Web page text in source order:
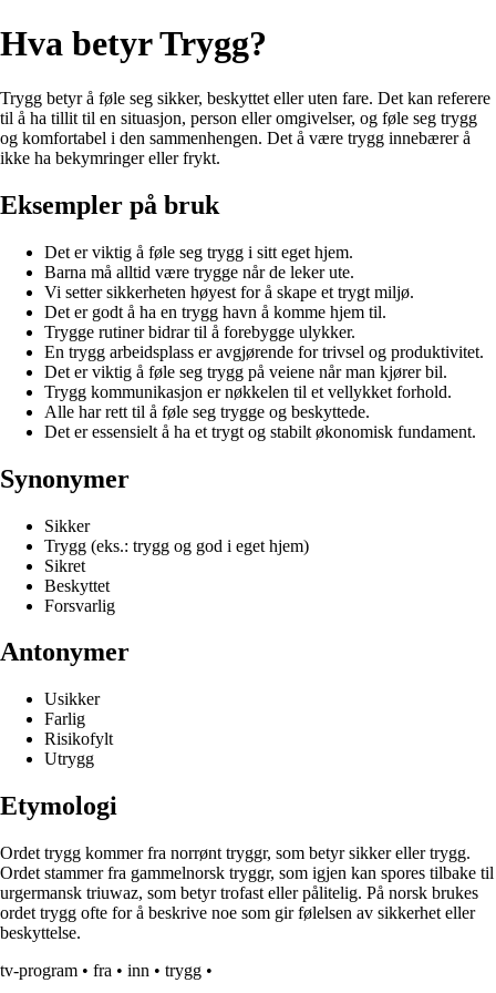
Hva betyr Trygg?
Trygg betyr å føle seg sikker, beskyttet eller uten fare. Det kan referere
til å ha tillit til en situasjon, person eller omgivelser, og føle seg trygg
og komfortabel i den sammenhengen. Det å være trygg innebærer å
ikke ha bekymringer eller frykt.
Eksempler på bruk
Det er viktig å føle seg trygg i sitt eget hjem.
Barna må alltid være trygge når de leker ute.
Vi setter sikkerheten høyest for å skape et trygt miljø.
Det er godt å ha en trygg havn å komme hjem til.
Trygge rutiner bidrar til å forebygge ulykker.
En trygg arbeidsplass er avgjørende for trivsel og produktivitet.
Det er viktig å føle seg trygg på veiene når man kjører bil.
Trygg kommunikasjon er nøkkelen til et vellykket forhold.
Alle har rett til å føle seg trygge og beskyttede.
Det er essensielt å ha et trygt og stabilt økonomisk fundament.
Synonymer
Sikker
Trygg (eks.: trygg og god i eget hjem)
Sikret
Beskyttet
Forsvarlig
Antonymer
Usikker
Farlig
Risikofylt
Utrygg
Etymologi
Ordet trygg kommer fra norrønt tryggr, som betyr sikker eller trygg.
Ordet stammer fra gammelnorsk tryggr, som igjen kan spores tilbake til
urgermansk triuwaz, som betyr trofast eller pålitelig. På norsk brukes
ordet trygg ofte for å beskrive noe som gir følelsen av sikkerhet eller
beskyttelse.
tv-program • fra • inn • trygg •